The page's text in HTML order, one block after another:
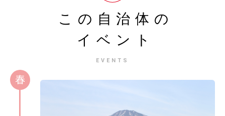
この自治体の
イベント
EVENTS
春